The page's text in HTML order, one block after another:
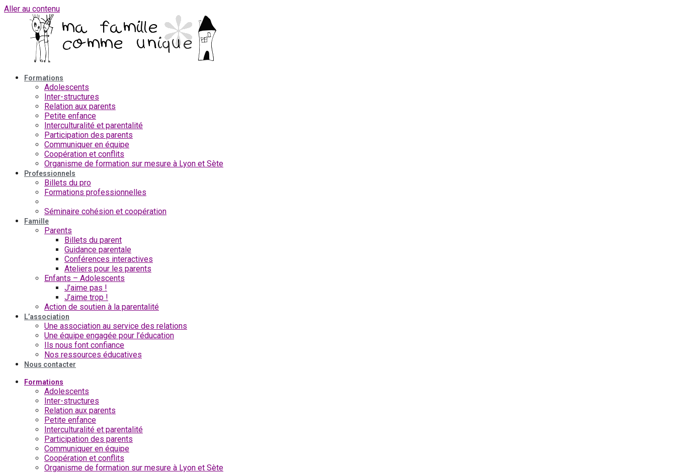
Aller au contenu
Formations
Adolescents
Inter-structures
Relation aux parents
Petite enfance
Interculturalité et parentalité
Participation des parents
Communiquer en équipe
Coopération et conflits
Organisme de formation sur mesure à Lyon et Sète
Professionnels
Billets du pro
Formations professionnelles
Séminaire cohésion et coopération
Famille
Parents
Billets du parent
Guidance parentale
Conférences interactives
Ateliers pour les parents
Enfants – Adolescents
J’aime pas !
J’aime trop !
Action de soutien à la parentalité
L’association
Une association au service des relations
Une équipe engagée pour l’éducation
Ils nous font confiance
Nos ressources éducatives
Nous contacter
Formations
Adolescents
Inter-structures
Relation aux parents
Petite enfance
Interculturalité et parentalité
Participation des parents
Communiquer en équipe
Coopération et conflits
Organisme de formation sur mesure à Lyon et Sète